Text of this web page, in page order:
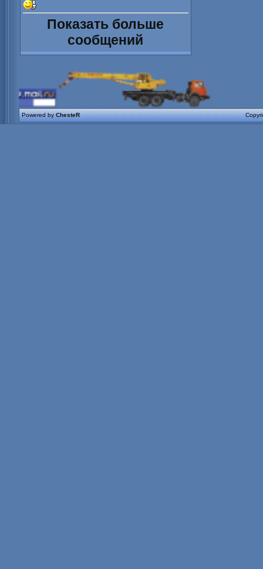
Показать больше
сообщений
Powered byChesteR